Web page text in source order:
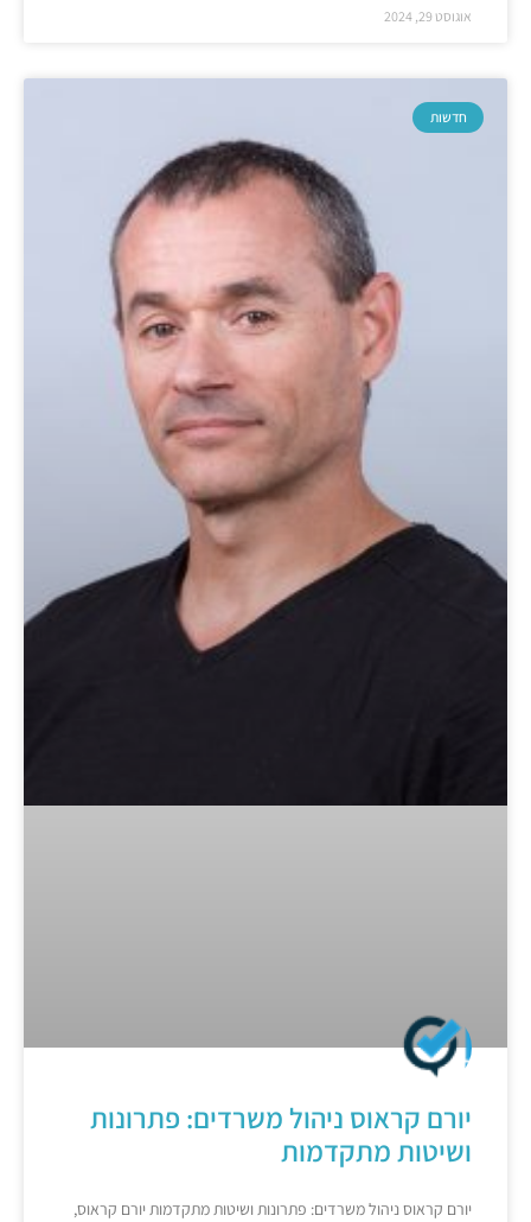
אוגוסט 29, 2024
חדשות
יורם קראוס ניהול משרדים: פתרונות
ושיטות מתקדמות
יורם קראוס ניהול משרדים: פתרונות ושיטות מתקדמות יורם קראוס,